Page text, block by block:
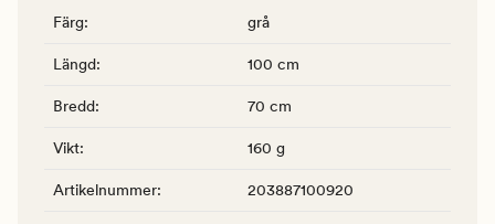
Färg: grå
Längd: 100 cm
Bredd: 70 cm
Vikt: 160 g
Artikelnummer: 203887100920